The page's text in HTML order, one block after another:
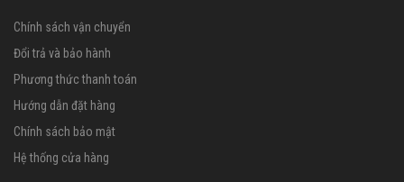
Chính sách vận chuyển
Đổi trả và bảo hành
Phương thức thanh toán
Hướng dẫn đặt hàng
Chính sách bảo mật
Hệ thống cửa hàng